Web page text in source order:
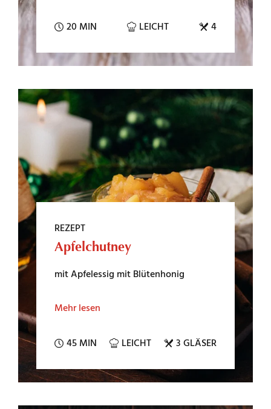
20 MIN LEICHT 4
REZEPT
Apfelchutney
mit Apfelessig mit Blütenhonig
Mehr lesen
45 MIN LEICHT 3 GLÄSER